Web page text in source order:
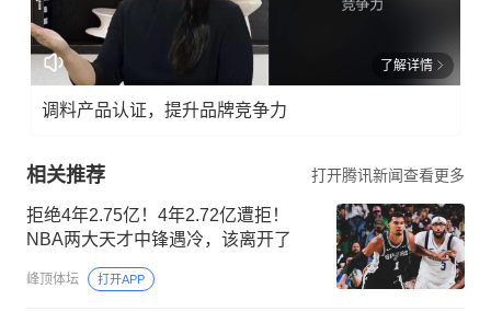
了解详情
调料产品认证，提升品牌竞争力
相关推荐 打开腾讯新闻查看更多
拒绝4年2.75亿！4年2.72亿遭拒！
NBA两大天才中锋遇冷，该离开了
峰顶体坛 打开APP